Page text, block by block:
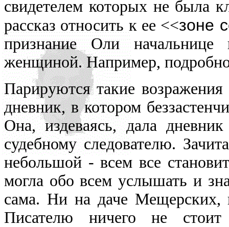
свидетелем которых не была
рассказ относить к ее <<зоне
признание Оли
женщиной. Например,
Парируются такие
дневник, в котором
Она, издеваясь, дала
судебному следователю.
небольшой - всем все
могла обо всем услышать и
сама. Ни на даче Мещерских,
Писателю ничего не